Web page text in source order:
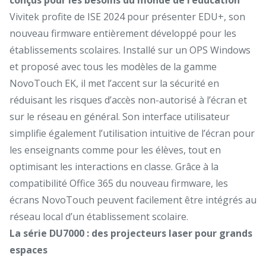
Vivitek profite de ISE 2024 pour présenter EDU+, son
nouveau firmware entièrement développé pour les
établissements scolaires. Installé sur un OPS Windows
et proposé avec tous les modèles de la gamme
NovoTouch EK, il met l’accent sur la sécurité en
réduisant les risques d’accès non-autorisé à l’écran et
sur le réseau en général. Son interface utilisateur
simplifie également l’utilisation intuitive de l’écran pour
les enseignants comme pour les élèves, tout en
optimisant les interactions en classe. Grâce à la
compatibilité Office 365 du nouveau firmware, les
écrans NovoTouch peuvent facilement être intégrés au
réseau local d’un établissement scolaire.
La série DU7000 : des projecteurs laser pour grands
espaces